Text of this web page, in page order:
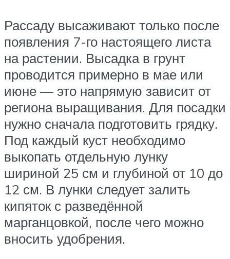
Рассаду высаживают только после
появления 7-го настоящего листа
на растении. Высадка в грунт
проводится примерно в мае или
июне — это напрямую зависит от
региона выращивания. Для посадки
нужно сначала подготовить грядку.
Под каждый куст необходимо
выкопать отдельную лунку
шириной 25 см и глубиной от 10 до
12 см. В лунки следует залить
кипяток с разведённой
марганцовкой, после чего можно
вносить удобрения.